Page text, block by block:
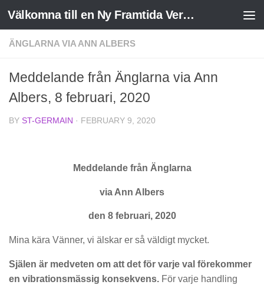
Skip to content Välkomna till en Ny Framtida Verklighet
ÄNGLARNA VIA ANN ALBERS
Meddelande från Änglarna via Ann
Albers, 8 februari, 2020
BY ST-GERMAIN · FEBRUARY 9, 2020
Meddelande från Änglarna
via Ann Albers
den 8 februari, 2020
Mina kära Vänner, vi älskar er så väldigt mycket.
Själen är medveten om att det för varje val förekommer
en vibrationsmässig konsekvens. För varje handling